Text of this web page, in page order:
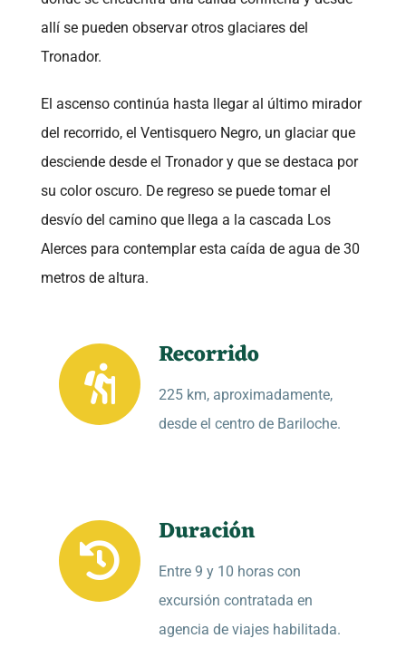
allí se pueden observar otros glaciares del
Tronador.
El ascenso continúa hasta llegar al último mirador
del recorrido, el Ventisquero Negro, un glaciar que
desciende desde el Tronador y que se destaca por
su color oscuro. De regreso se puede tomar el
desvío del camino que llega a la cascada Los
Alerces para contemplar esta caída de agua de 30
metros de altura.
Recorrido
225 km, aproximadamente,
desde el centro de Bariloche.
Duración
Entre 9 y 10 horas con
excursión contratada en
agencia de viajes habilitada.